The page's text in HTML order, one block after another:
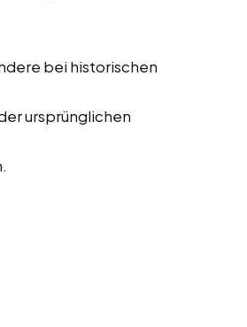
bei historischen
ursprünglichen